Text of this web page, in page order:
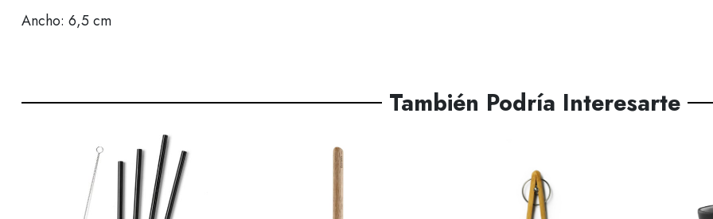
Ancho: 6,5 cm
También Podría Interesarte